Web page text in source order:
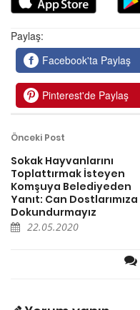
Paylaş:
Facebook'ta Paylaş
Pinterest'de Paylaş
Önceki Post
Sokak Hayvanlarını
Toplattırmak İsteyen
Komşuya Belediyeden
Yanıt: Can Dostlarımıza
Dokundurmayız
22.05.2020